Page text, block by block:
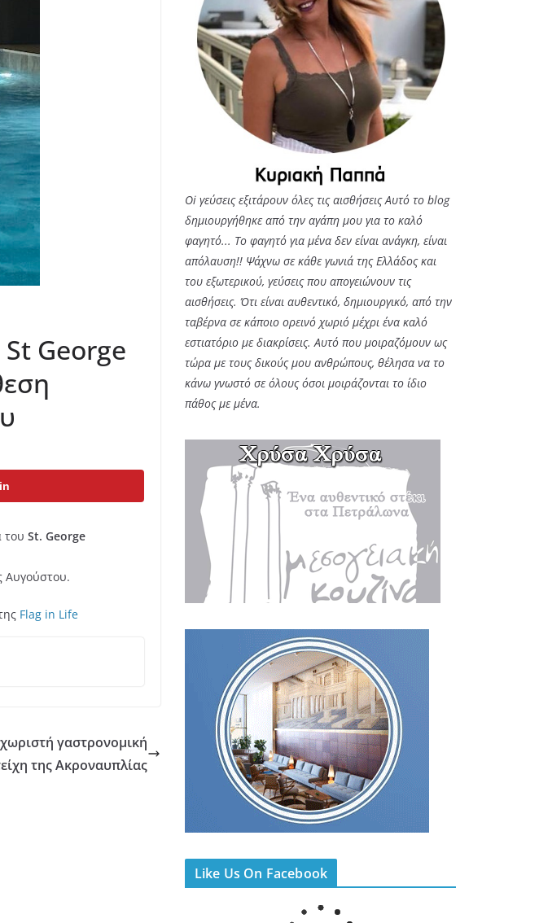
George
του St. George
Αυγούστου.
Flag in Life
γαστρονομική
της Ακροναυπλίας
Oi γεύσεις εξιτάρουν όλες τις αισθήσεις Αυτό το blog
δημιουργήθηκε από την αγάπη μου για το καλό
φαγητό... Tο φαγητό για μένα δεν είναι ανάγκη, είναι
απόλαυση!! Ψάχνω σε κάθε γωνιά της Ελλάδος και
του εξωτερικού, γεύσεις που απογειώνουν τις
αισθήσεις. Ότι είναι αυθεντικό, δημιουργικό, από την
ταβέρνα σε κάποιο ορεινό χωριό μέχρι ένα καλό
εστιατόριο με διακρίσεις. Αυτό που μοιραζόμουν ως
τώρα με τους δικούς μου ανθρώπους, θέλησα να το
κάνω γνωστό σε όλους όσοι μοιράζονται το ίδιο
πάθος με μένα.
Like Us On Facebook